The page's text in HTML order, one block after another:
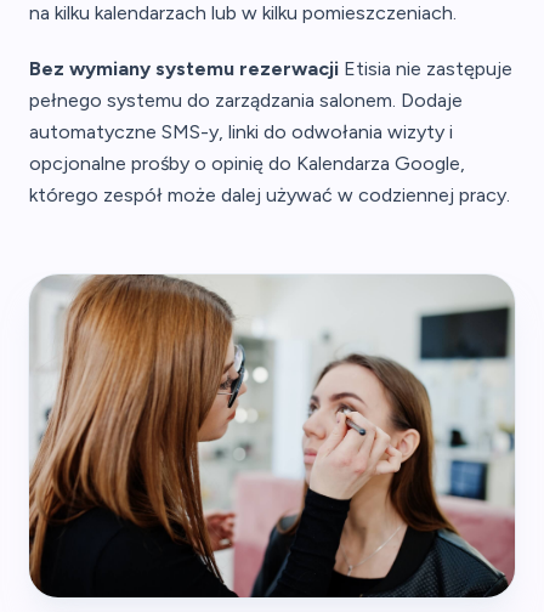
na kilku kalendarzach lub w kilku pomieszczeniach.
Bez wymiany systemu rezerwacji Etisia nie zastępuje
pełnego systemu do zarządzania salonem. Dodaje
automatyczne SMS-y, linki do odwołania wizyty i
opcjonalne prośby o opinię do Kalendarza Google,
którego zespół może dalej używać w codziennej pracy.